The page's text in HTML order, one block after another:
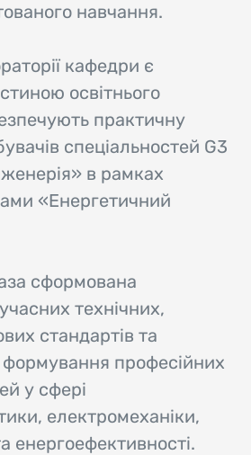
навчання.
кафедри є
освітнього
практичну
спеціальностей G3
в рамках
«Енергетичний
сформована
технічних,
стандартів та
формування професійних
у сфері
електромеханіки,
енергоефективності.